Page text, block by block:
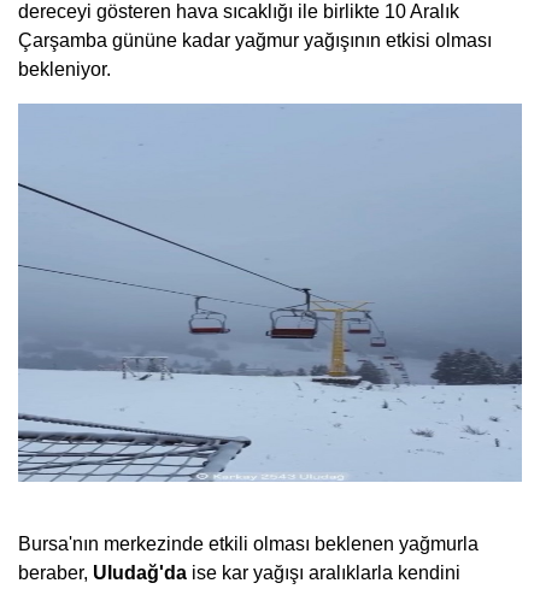
dereceyi gösteren hava sıcaklığı ile birlikte 10 Aralık
Çarşamba gününe kadar yağmur yağışının etkisi olması
bekleniyor.
Bursa'nın merkezinde etkili olması beklenen yağmurla
beraber, Uludağ'da ise kar yağışı aralıklarla kendini